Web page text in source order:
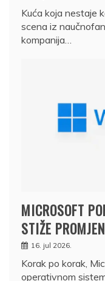
Kuća koja nestaje
scena iz
kompanija…
MICROSOFT
STIŽE
16. jul 2026.
Korak po korak,
operativnom